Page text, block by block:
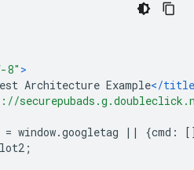
8" >
Architecture Example</
= window.googletag || {cmd :
;